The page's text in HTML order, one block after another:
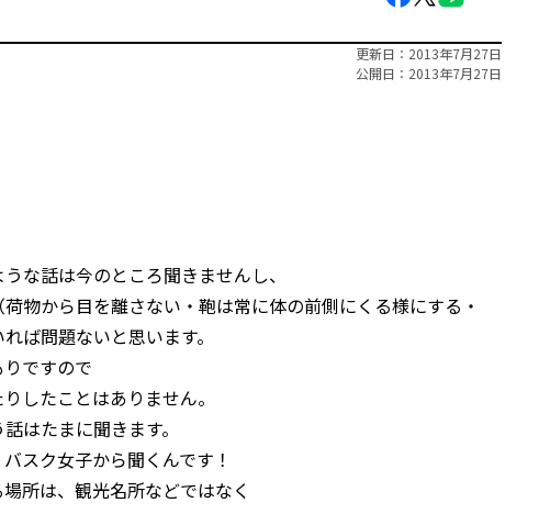
更新日
2013年7月27日
公開日
2013年7月27日
な話は今のところ聞きませんし、
物から目を離さない・鞄は常に体の前側にくる様にする・
ば問題ないと思います。
ですので
したことはありません。
はたまに聞きます。
スク女子から聞くんです！
所は、観光名所などではなく